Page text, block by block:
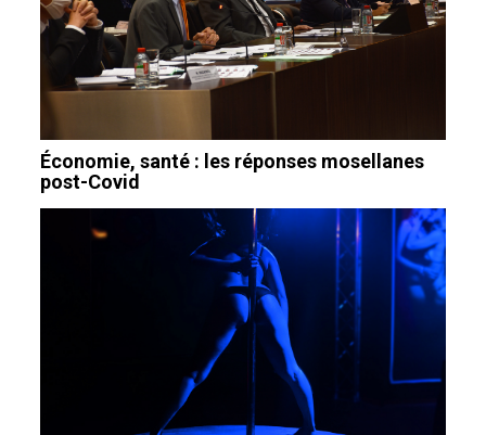
Économie, santé : les réponses mosellanes
post-Covid